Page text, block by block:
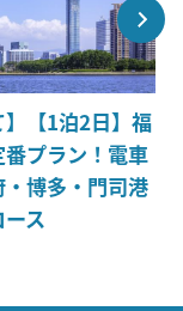
】【1泊2日】福
プラン！電車
博多・門司港
ス